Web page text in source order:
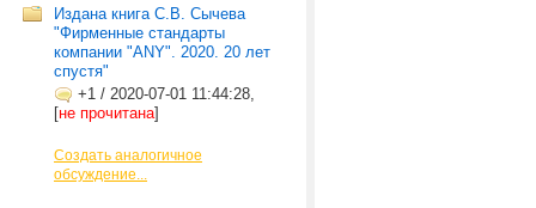
Издана книга С.В. Сычева
"Фирменные стандарты
компании "ANY". 2020. 20 лет
спустя"
+1 / 2020-07-01 11:44:28,
[не прочитана]
Создать аналогичное
обсуждение...